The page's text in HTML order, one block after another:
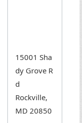
15001 Sha
dy Grove R
d
Rockville,
MD 20850